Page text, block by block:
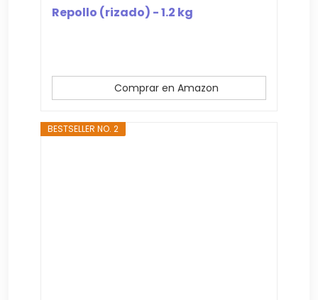
Repollo (rizado) - 1.2 kg
Comprar en Amazon
BESTSELLER NO. 2